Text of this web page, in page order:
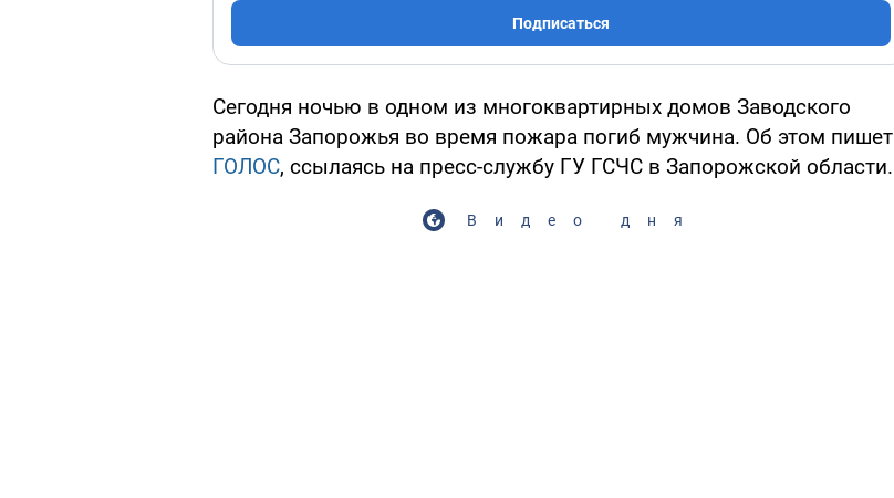
Подписаться
Сегодня ночью в одном из многоквартирных домов Заводского
района Запорожья во время пожара погиб мужчина. Об этом пишет
ГОЛОС, ссылаясь на пресс-службу ГУ ГСЧС в Запорожской области.
Видео дня